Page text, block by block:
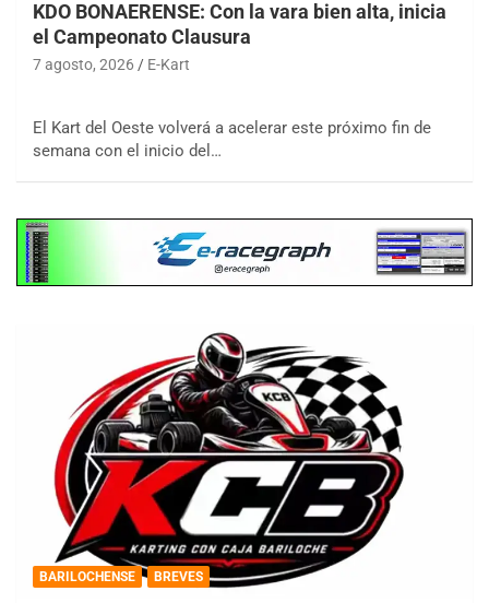
KDO BONAERENSE: Con la vara bien alta, inicia
el Campeonato Clausura
7 agosto, 2026 E-Kart
El Kart del Oeste volverá a acelerar este próximo fin de
semana con el inicio del…
BARILOCHENSE BREVES